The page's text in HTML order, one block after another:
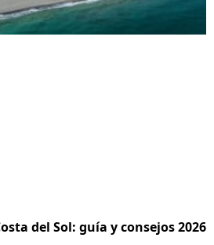
del Sol: guía y consejos 2026